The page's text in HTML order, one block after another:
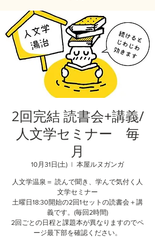
2回完結 読書会+講義/
人文学セミナー 毎
月
10月31日(土)
  |
本屋ルヌガンガ
人文学温泉＝ 読んで聞き、学んで気付く人
文学セミナー
土曜日18:30開始の2回1セットの読書会＋講
義です。(毎回2時間)
2回ごとの日程と課題本が異なりますのでペ
ージ最下部を確認ください。